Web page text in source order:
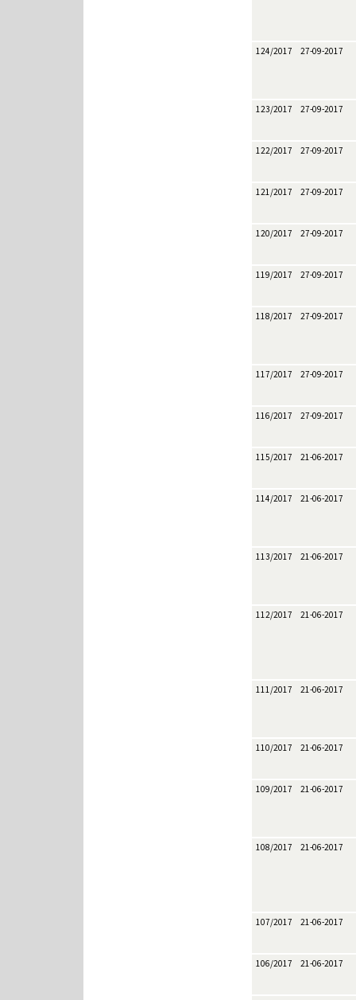
124/2017 27-09-2017
123/2017 27-09-2017
122/2017 27-09-2017
121/2017 27-09-2017
120/2017 27-09-2017
119/2017 27-09-2017
118/2017 27-09-2017
117/2017 27-09-2017
116/2017 27-09-2017
115/2017 21-06-2017
114/2017 21-06-2017
113/2017 21-06-2017
112/2017 21-06-2017
111/2017 21-06-2017
110/2017 21-06-2017
109/2017 21-06-2017
108/2017 21-06-2017
107/2017 21-06-2017
106/2017 21-06-2017